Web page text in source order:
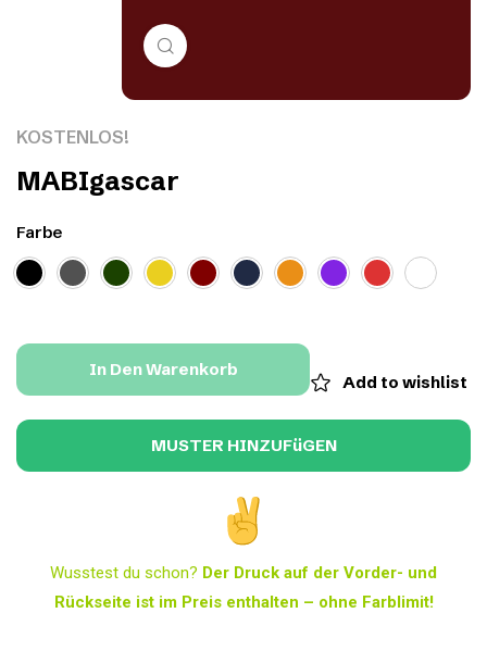
KOSTENLOS!
MABIgascar
Farbe
In Den Warenkorb
Add to wishlist
Wusstest du schon? Der Druck auf der Vorder- und
Rückseite ist im Preis enthalten – ohne Farblimit!